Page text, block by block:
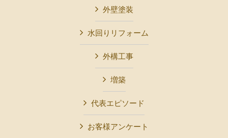
外壁塗装
水回りリフォーム
外構工事
増築
代表エピソード
お客様アンケート